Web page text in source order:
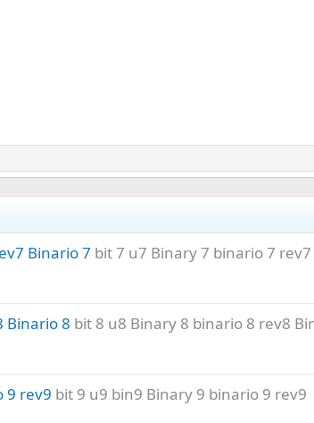
Binario 7 bit 7 u7 Binary 7 binario 7
Binario 8 bit 8 u8 Binary 8 binario 8 rev8
9 rev9 bit 9 u9 bin9 Binary 9 binario 9 rev9